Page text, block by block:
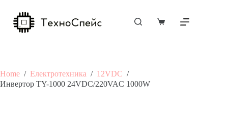
content
Shopping
Home / Електротехника / 12VDC /
Инвертор TY-1000 24VDC/220VAC 1000W